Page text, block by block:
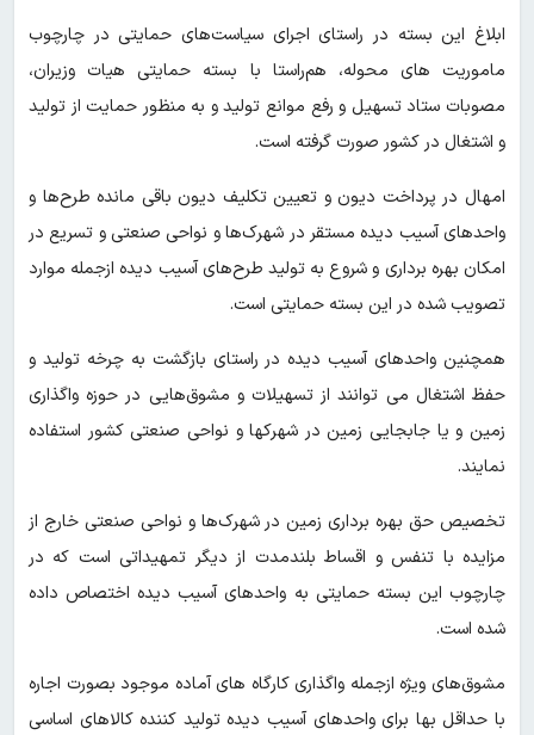
ابلاغ این بسته در راستای اجرای سیاست‌های حمایتی در چارچوب
ماموریت های محوله، هم‌راستا با بسته حمایتی هیات وزیران،
مصوبات ستاد تسهیل و رفع موانع تولید و به منظور حمایت از تولید
و اشتغال در کشور صورت گرفته است.
امهال در پرداخت دیون و تعیین تکلیف دیون باقی مانده طرح‌‎ها و
واحدهای آسیب دیده مستقر در شهرک‌ها و نواحی صنعتی و تسریع در
امکان بهره برداری و شروع به تولید طرح‌های آسیب دیده ازجمله موارد
تصویب شده در این بسته حمایتی است.
همچنین واحدهای آسیب دیده در راستای بازگشت به چرخه تولید و
حفظ اشتغال می توانند از تسهیلات و مشوق‌هایی در حوزه واگذاری
زمین و یا جابجایی زمین در شهرکها و نواحی صنعتی کشور استفاده
نمایند.
تخصیص حق بهره برداری زمین در شهرک‌‎ها و نواحی صنعتی خارج از
مزایده با تنفس و اقساط بلندمدت از دیگر تمهیداتی است که در
چارچوب این بسته حمایتی به واحدهای آسیب دیده اختصاص داده
شده است.
مشوق‌های ویژه ازجمله واگذاری کارگاه های آماده موجود بصورت اجاره
با حداقل بها برای واحدهای آسیب دیده تولید کننده کالاهای اساسی